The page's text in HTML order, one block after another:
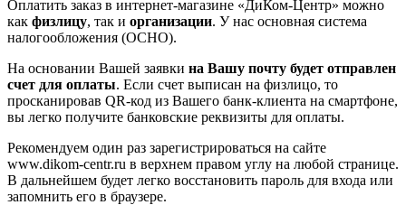
Оплатить заказ в интернет-магазине «ДиКом-Центр» можно
как физлицу, так и организации. У нас основная система
налогообложения (ОСНО).
На основании Вашей заявки на Вашу почту будет отправлен
счет для оплаты. Если счет выписан на физлицо, то
просканировав QR-код из Вашего банк-клиента на смартфоне,
вы легко получите банковские реквизиты для оплаты.
Рекомендуем один раз зарегистрироваться на сайте
www.dikom-centr.ru в верхнем правом углу на любой странице.
В дальнейшем будет легко восстановить пароль для входа или
запомнить его в браузере.